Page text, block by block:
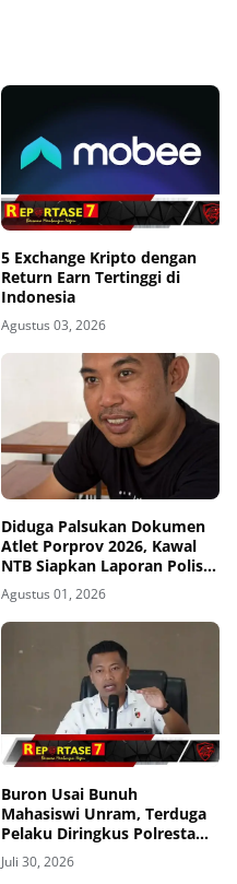
5 Exchange Kripto dengan
Return Earn Tertinggi di
Indonesia
Agustus 03, 2026
Diduga Palsukan Dokumen
Atlet Porprov 2026, Kawal
NTB Siapkan Laporan Polisi
ke Polda NTB
Agustus 01, 2026
Buron Usai Bunuh
Mahasiswi Unram, Terduga
Pelaku Diringkus Polresta
Mataram di Gomong
Juli 30, 2026